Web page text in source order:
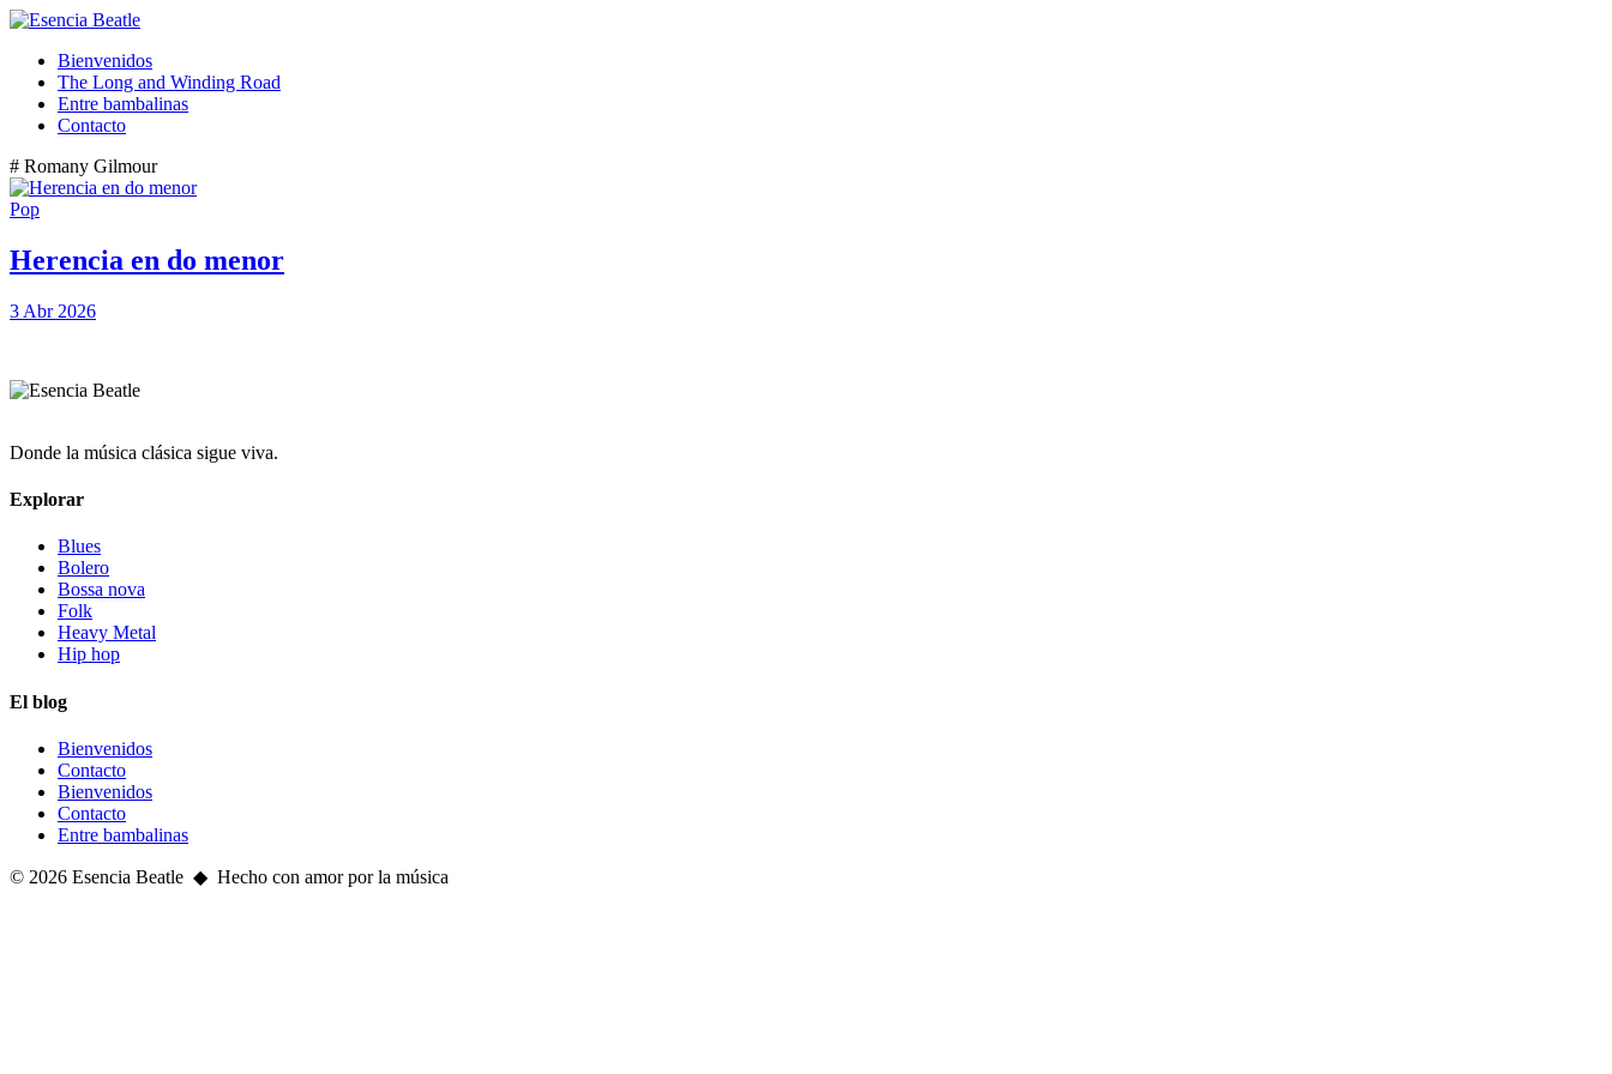
Bienvenidos
The Long and Winding Road
Entre bambalinas
Contacto
# Romany Gilmour
Pop
Herencia en do menor
3 Abr 2026
Donde la música clásica sigue viva.
Explorar
Blues
Bolero
Bossa nova
Folk
Heavy Metal
Hip hop
El blog
Bienvenidos
Contacto
Bienvenidos
Contacto
Entre bambalinas
© 2026 Esencia Beatle ◆ Hecho con amor por la música